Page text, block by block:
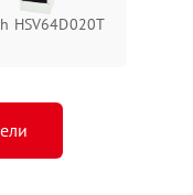
HSV64D020T